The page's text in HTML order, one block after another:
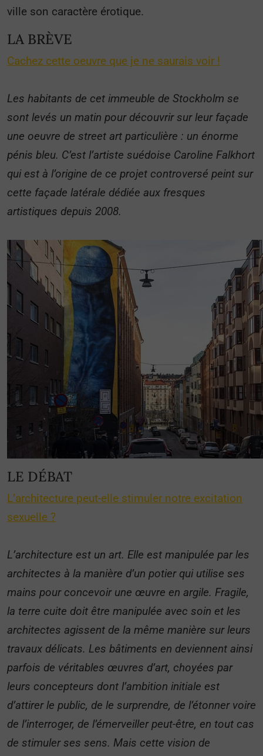
ville son caractère érotique.
LA BRÈVE
Cachez cette oeuvre que je ne saurais voir !
Les habitants de cet immeuble de Stockholm se
sont levés un matin pour découvrir sur leur façade
une oeuvre de street art particulière : un énorme
pénis bleu. C’est l’artiste suédoise Caroline Falkhort
qui est à l’origine de ce projet controversé peint sur
cette façade latérale dédiée aux fresques
artistiques depuis 2008.
LE DÉBAT
L’architecture peut-elle stimuler notre excitation
sexuelle ?
L’architecture est un art. Elle est manipulée par les
architectes à la manière d’un potier qui utilise ses
mains pour concevoir une œuvre en argile. Fragile,
la terre cuite doit être manipulée avec soin et les
architectes agissent de la même manière sur leurs
travaux délicats. Les bâtiments en deviennent ainsi
parfois de véritables œuvres d’art, choyées par
leurs concepteurs dont l’ambition initiale est
d’attirer le public, de le surprendre, de l’étonner voire
de l’interroger, de l’émerveiller peut-être, en tout cas
de stimuler ses sens. Mais cette vision de